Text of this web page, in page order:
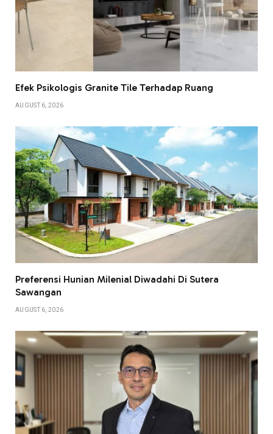
Efek Psikologis Granite Tile Terhadap Ruang
AUGUST 6, 2026
Preferensi Hunian Milenial Diwadahi Di Sutera
Sawangan
AUGUST 6, 2026